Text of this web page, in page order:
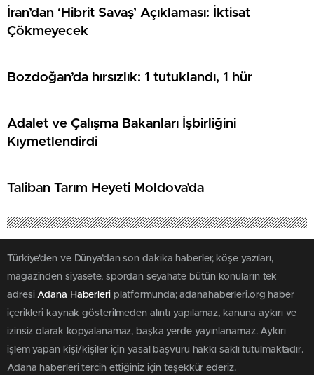
İran’dan ‘Hibrit Savaş’ Açıklaması: İktisat
Çökmeyecek
Bozdoğan’da hırsızlık: 1 tutuklandı, 1 hür
Adalet ve Çalışma Bakanları İşbirliğini
Kıymetlendirdi
Taliban Tarım Heyeti Moldova’da
Türkiye'den ve Dünya’dan son dakika haberler, köşe yazıları,
magazinden siyasete, spordan seyahate bütün konuların tek
adresiAdana Haberleriplatformunda; adanahaberleri.org haber
içerikleri kaynak gösterilmeden alıntı yapılamaz, kanuna aykırı ve
izinsiz olarak kopyalanamaz, başka yerde yayınlanamaz. Aykırı
işlem yapan kişi/kişiler için yasal başvuru hakkı saklı tutulmaktadır.
Adana haberleri tercih ettiğiniz için teşekkür ederiz.